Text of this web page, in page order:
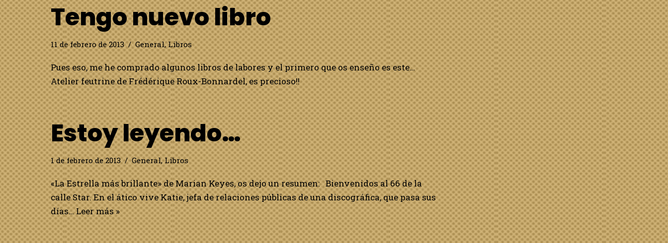
Tengo nuevo libro
11 de febrero de 2013 General,Libros
Pues eso, me he comprado algunos libros de labores y el primero que os enseño es este…
Atelier feutrine de Frédérique Roux-Bonnardel, es precioso!!
Estoy leyendo…
1 de febrero de 2013 General,Libros
«La Estrella más brillante» de Marian Keyes, os dejo un resumen: Bienvenidos al 66 de la
calle Star. En el ático vive Katie, jefa de relaciones públicas de una discográfica, que pasa sus
días…Leer más »